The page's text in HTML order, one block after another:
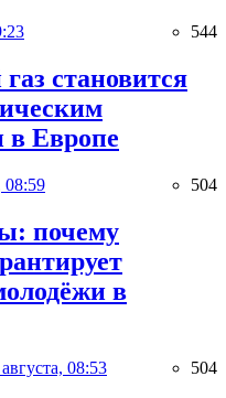
544
становится
Европе
08:59 504
почему
в
08:53 504